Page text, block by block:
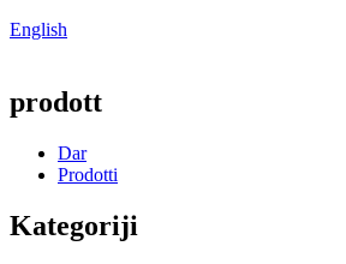
English
prodott
Dar
Prodotti
Kategoriji